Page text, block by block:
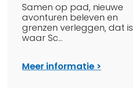
Samen op pad, nieuwe
avonturen beleven en
grenzen verleggen, dat is
waar Sc...
Meer informatie